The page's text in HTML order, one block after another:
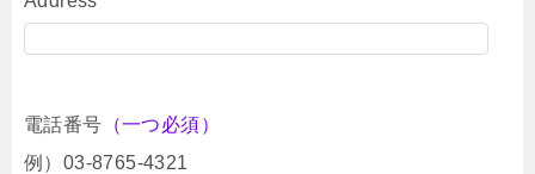
電話番号 （一つ必須）
例）03-8765-4321